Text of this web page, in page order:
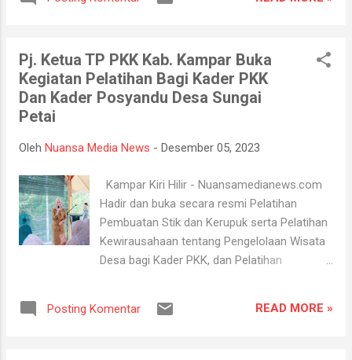
pangan murah di 7 (tujuh) Kecamatan
Kota. Demikian disampaikan oleh Pj Bupati
Kampar diwakili oleh Sekda Kabupaten
Kampar Hambali, SE.MBA,MH didampingi
Minda, SH saat melakukan kegiatan gerakan
Halaman Kantor Camat Bangkinang Kota,
Sekda Kampar Hambali menyampaikan
bahwa kegiatan pasar murah ini bertujuan
untuk mengendalikan inflasi daerah dan juga
harga menjelang Nataru agar tidak terjadinya
Pj. Ketua TP PKK Kab. Kampar Buka
Kegiatan Pelatihan Bagi Kader PKK
Dan Kader Posyandu Desa Sungai
Petai
Oleh Nuansa Media News - Desember 05, 2023
Kampar Kiri Hilir - Nuansamedianews.com
Hadir dan buka secara resmi Pelatihan
Pembuatan Stik dan Kerupuk serta Pelatihan
Kewirausahaan tentang Pengelolaan Wisata
Desa bagi Kader PKK, dan Pelatihan
Desa Sungai Petai Kecamatan Kampar Kiri
Posting Komentar READ MORE »